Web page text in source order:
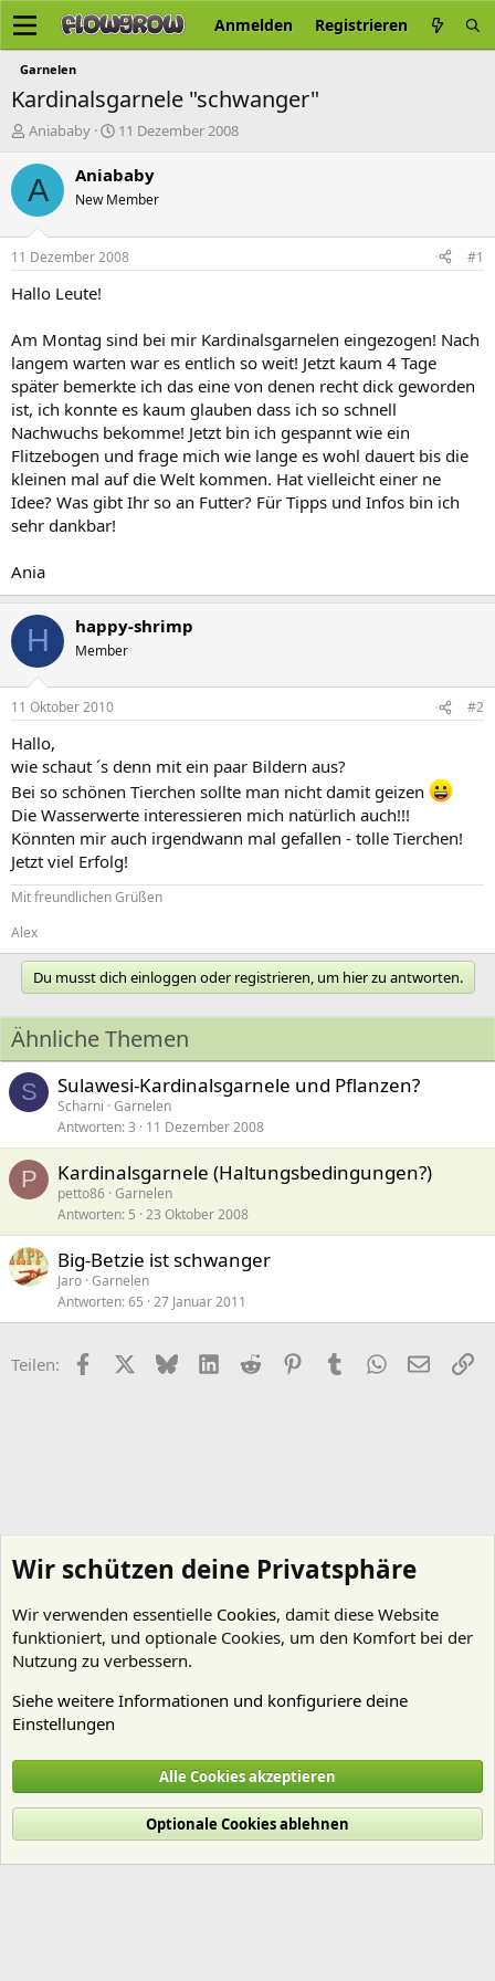
Anmelden Registrieren
Garnelen
Kardinalsgarnele "schwanger"
E
s
t
e
r
Aniababy
E
s
e
l
t
11 Dezember 2008
A Aniababy
New Member
11 Dezember 2008 #1
Hallo Leute!
Am Montag sind bei mir Kardinalsgarnelen eingezogen! Nach
langem warten war es entlich so weit! Jetzt kaum 4 Tage
später bemerkte ich das eine von denen recht dick geworden
ist, ich konnte es kaum glauben dass ich so schnell
Nachwuchs bekomme! Jetzt bin ich gespannt wie ein
Flitzebogen und frage mich wie lange es wohl dauert bis die
kleinen mal auf die Welt kommen. Hat vielleicht einer ne
Idee? Was gibt Ihr so an Futter? Für Tipps und Infos bin ich
sehr dankbar!
Ania
H happy-shrimp
Member
11 Oktober 2010 #2
Hallo,
wie schaut ´s denn mit ein paar Bildern aus?
Bei so schönen Tierchen sollte man nicht damit geizen
Die Wasserwerte interessieren mich natürlich auch!!!
Könnten mir auch irgendwann mal gefallen - tolle Tierchen!
Jetzt viel Erfolg!
Mit freundlichen Grüßen
Alex
Du musst dich einloggen oder registrieren, um hier zu antworten.
Ähnliche Themen
S Sulawesi-Kardinalsgarnele und Pflanzen?
Scharni Garnelen
Antworten 3 11 Dezember 2008
P Kardinalsgarnele (Haltungsbedingungen?)
petto86 Garnelen
Antworten 5 23 Oktober 2008
Big-Betzie ist schwanger
Jaro Garnelen
Antworten 65 27 Januar 2011
Teilen: FacebookX (Twitter)
BlueskyLinkedIn
Reddit PinterestTumblr WhatsApp
E-Mail
Cookies
Deutsch (Du)
Nutzungsbedingungen
Datenschutz Hilfe und Impressum
R
Wir schützen deine Privatsphäre
Wir verwenden essentielle Cookies, damit diese Website
funktioniert, und optionale Cookies, um den Komfort bei der
Nutzung zu verbessern.
Siehe weitere Informationen und konfiguriere deine
Einstellungen
Alle Cookies akzeptieren
Optionale Cookies ablehnen